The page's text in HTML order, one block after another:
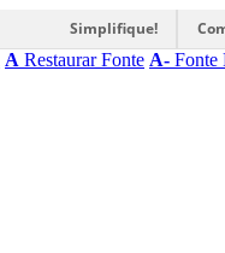
Simplifique!
A Restaurar Fonte A- Fonte